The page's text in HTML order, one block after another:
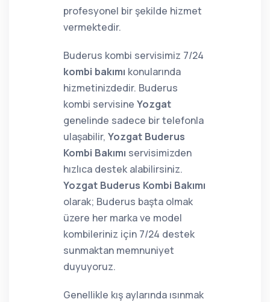
profesyonel bir şekilde hizmet
vermektedir.
Buderus kombi servisimiz 7/24
kombi bakımı konularında
hizmetinizdedir. Buderus
kombi servisine Yozgat
genelinde sadece bir telefonla
ulaşabilir, Yozgat Buderus
Kombi Bakımı servisimizden
hızlıca destek alabilirsiniz.
Yozgat Buderus Kombi Bakımı
olarak; Buderus başta olmak
üzere her marka ve model
kombileriniz için 7/24 destek
sunmaktan memnuniyet
duyuyoruz.
Genellikle kış aylarında ısınmak